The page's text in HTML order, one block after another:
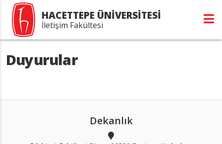
HACETTEPE ÜNİVERSİTESİ
İletişim Fakültesi
Duyurular
Dekanlık